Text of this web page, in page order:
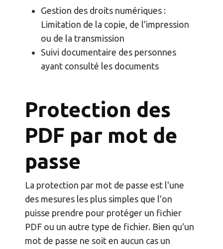
Gestion des droits numériques :
Limitation de la copie, de l'impression
ou de la transmission
Suivi documentaire des personnes
ayant consulté les documents
Protection des
PDF par mot de
passe
La protection par mot de passe est l'une
des mesures les plus simples que l'on
puisse prendre pour protéger un fichier
PDF ou un autre type de fichier. Bien qu'un
mot de passe ne soit en aucun cas un